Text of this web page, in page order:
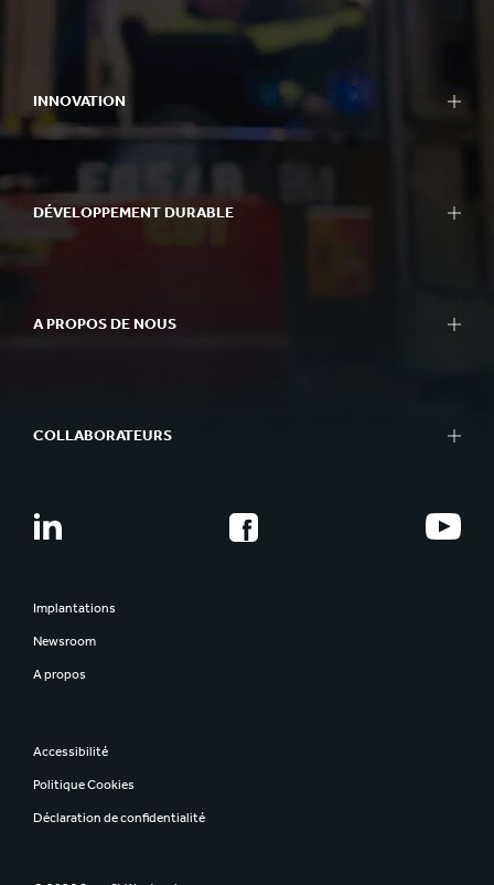
INNOVATION
DÉVELOPPEMENT DURABLE
A PROPOS DE NOUS
COLLABORATEURS
Implantations
Newsroom
A propos
Accessibilité
Politique Cookies
Déclaration de confidentialité